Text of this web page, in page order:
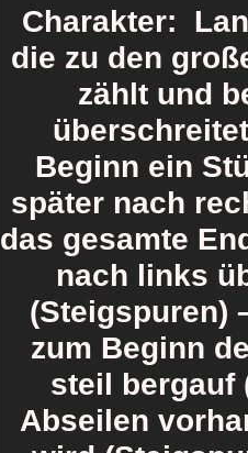
Charakter:
die zu den
zählt und
Beginn ein
später nach
das gesamte
nach links
(Steigspuren)
zum Beginn
steil bergauf
Abseilen